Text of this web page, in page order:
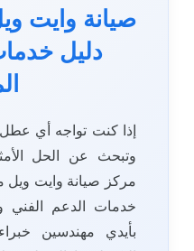
صيانة وايت
دليل
وتبحث عن الحل
مركز صيانة وايت ويل
خدمات الدعم الفني
بأيدي مهندسين